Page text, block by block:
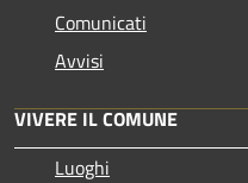
Comunicati
Avvisi
VIVERE IL COMUNE
Luoghi